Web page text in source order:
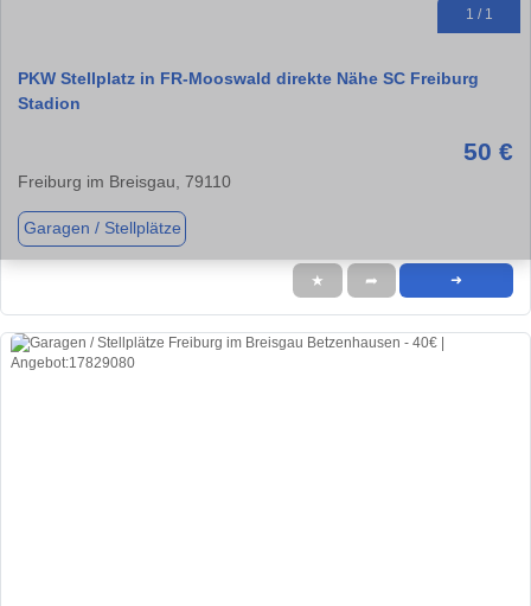
1 / 1
PKW Stellplatz in FR-Mooswald direkte Nähe SC Freiburg
Stadion
50 €
Freiburg im Breisgau, 79110
Garagen / Stellplätze
★ ➦ ➜